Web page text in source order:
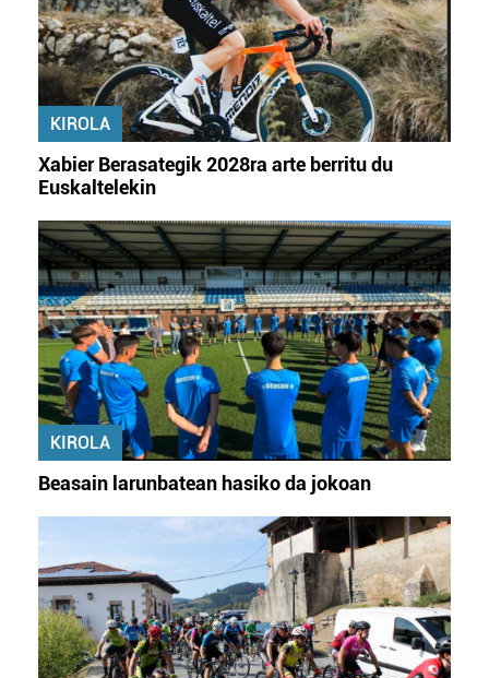
KIROLA
Xabier Berasategik 2028ra arte berritu du
Euskaltelekin
KIROLA
Beasain larunbatean hasiko da jokoan